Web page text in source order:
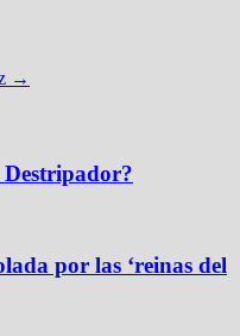
→
Destripador?
por las ‘reinas del